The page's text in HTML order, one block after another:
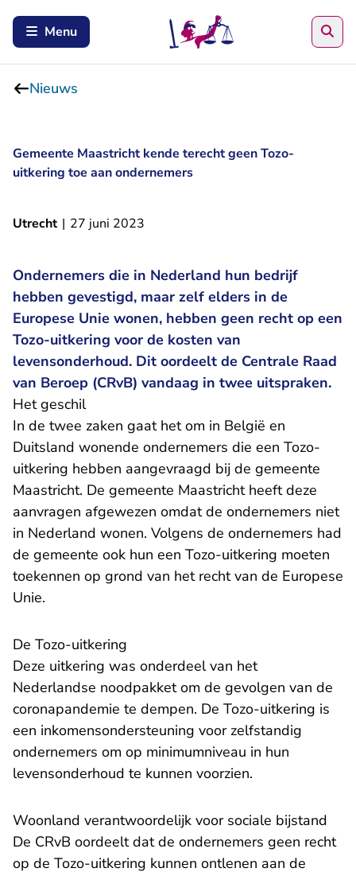
Menu
Nieuws
Gemeente Maastricht kende terecht geen Tozo-
uitkering toe aan ondernemers
Utrecht | 27 juni 2023
Ondernemers die in Nederland hun bedrijf
hebben gevestigd, maar zelf elders in de
Europese Unie wonen, hebben geen recht op een
Tozo-uitkering voor de kosten van
levensonderhoud. Dit oordeelt de Centrale Raad
van Beroep (CRvB) vandaag in twee uitspraken.
Het geschil
In de twee zaken gaat het om in België en
Duitsland wonende ondernemers die een Tozo-
uitkering hebben aangevraagd bij de gemeente
Maastricht. De gemeente Maastricht heeft deze
aanvragen afgewezen omdat de ondernemers niet
in Nederland wonen. Volgens de ondernemers had
de gemeente ook hun een Tozo-uitkering moeten
toekennen op grond van het recht van de Europese
Unie.
De Tozo-uitkering
Deze uitkering was onderdeel van het
Nederlandse noodpakket om de gevolgen van de
coronapandemie te dempen. De Tozo-uitkering is
een inkomensondersteuning voor zelfstandig
ondernemers om op minimumniveau in hun
levensonderhoud te kunnen voorzien.
Woonland verantwoordelijk voor sociale bijstand
De CRvB oordeelt dat de ondernemers geen recht
op de Tozo-uitkering kunnen ontlenen aan de